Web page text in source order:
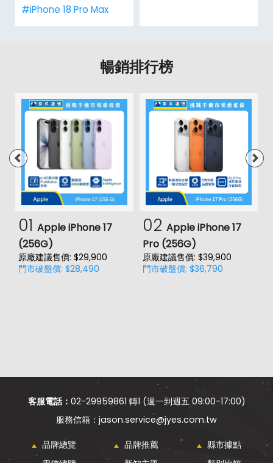
#iPhone 18 Pro Max
暢銷排行榜
01 Apple iPhone 17
(256G)
原廠建議售價: $29,900
門市破盤價: $28,490
02 Apple iPhone 17
Pro (256G)
原廠建議售價: $39,900
門市破盤價: $36,790
客服電話： 02-29959861 轉1 (週一到週五 09:00-17:00)
jason.service@jyes.com.tw
品牌總覽 品牌推薦
縣市據點